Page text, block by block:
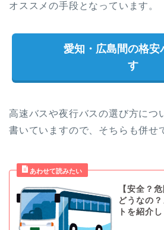
オススメの手段となっています。
愛知・広島間の格安
す
高速バスや夜行バスの選び方につ
書いていますので、そちらも併せ
【安全？
どうなの
トを紹介し